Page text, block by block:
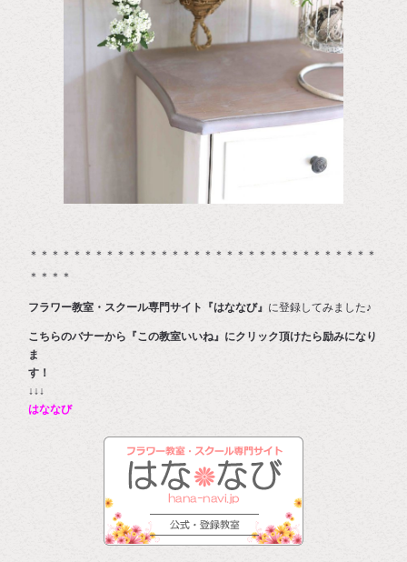
＊＊＊＊＊＊＊＊＊＊＊＊＊＊＊＊＊＊＊＊＊＊＊＊＊＊＊＊＊＊＊＊
＊＊＊＊
フラワー教室・スクール専門サイト『はななび』 に登録してみました♪
こちらのバナーから『この教室いいね』にクリック頂けたら励みになり
ま
す
↓↓↓
はななび